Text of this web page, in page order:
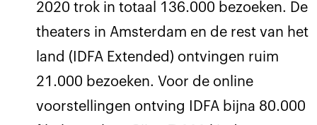
2020 trok in totaal 136.000 bezoeken. De
theaters in Amsterdam en de rest van het
land (IDFA Extended) ontvingen ruim
21.000 bezoeken. Voor de online
voorstellingen ontving IDFA bijna 80.000